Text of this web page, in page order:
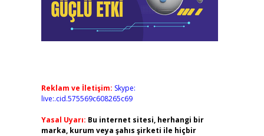
Reklam ve İletişim: Skype:
live:.cid.575569c608265c69
Yasal Uyarı: Bu internet sitesi, herhangi bir
marka, kurum veya şahıs şirketi ile hiçbir